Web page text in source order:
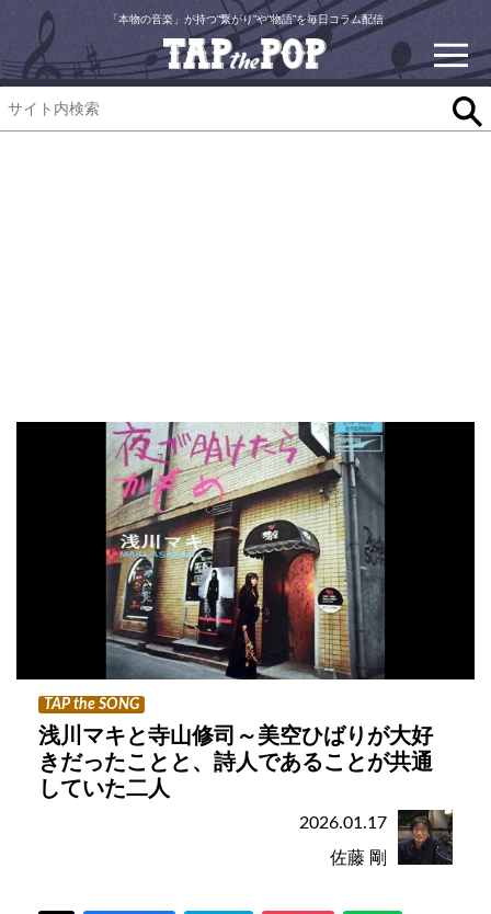
「本物の音楽」が持つ“繋がり”や“物語”を毎日コラム配信
TAP the SONG
浅川マキと寺山修司～美空ひばりが大好
きだったことと、詩人であることが共通
していた二人
2026.01.17
佐藤 剛